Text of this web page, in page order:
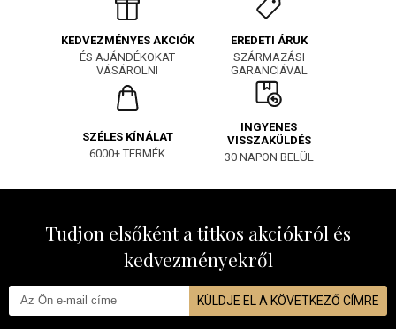
KEDVEZMÉNYES AKCIÓK
ÉS AJÁNDÉKOKAT
VÁSÁROLNI
EREDETI ÁRUK
SZÁRMAZÁSI
GARANCIÁVAL
SZÉLES KÍNÁLAT
6000+ TERMÉK
INGYENES
VISSZAKÜLDÉS
30 NAPON BELÜL
Tudjon elsőként a titkos akciókról és
kedvezményekről
KÜLDJE EL A KÖVETKEZŐ CÍMRE